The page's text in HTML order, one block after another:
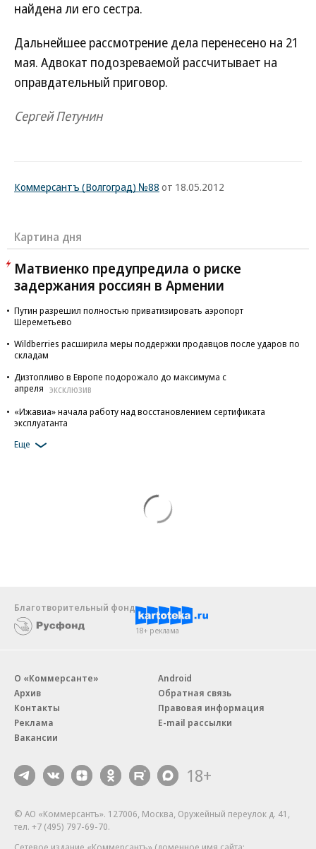
найдена ли его сестра.
Дальнейшее рассмотрение дела перенесено на 21
мая. Адвокат подозреваемой рассчитывает на
оправдательный приговор.
Сергей Петунин
Коммерсантъ (Волгоград) №88 от 18.05.2012
Картина дня
Матвиенко предупредила о риске
задержания россиян в Армении
Путин разрешил полностью приватизировать аэропорт
Шереметьево
Wildberries расширила меры поддержки продавцов после ударов по
складам
Дизтопливо в Европе подорожало до максимума с
апреля
ЭКСКЛЮЗИВ
«Ижавиа» начала работу над восстановлением сертификата
эксплуатанта
Еще
Благотворительный фонд
18+ реклама
О «Коммерсанте»
Архив
Контакты
Реклама
Вакансии
Android
Обратная связь
Правовая информация
E-mail рассылки
18+
© АО «Коммерсантъ». 127006, Москва, Оружейный переулок д. 41,
тел. +7 (495) 797-69-70.